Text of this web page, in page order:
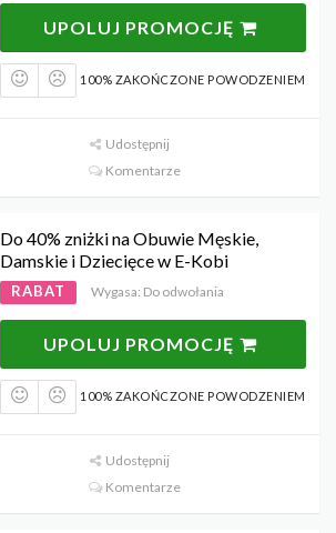
UPOLUJ PROMOCJĘ
100% ZAKOŃCZONE POWODZENIEM
Udostępnij
Komentarze
Do 40% zniżki na Obuwie Męskie,
Damskie i Dziecięce w E-Kobi
RABAT Wygasa: Do odwołania
UPOLUJ PROMOCJĘ
100% ZAKOŃCZONE POWODZENIEM
Udostępnij
Komentarze